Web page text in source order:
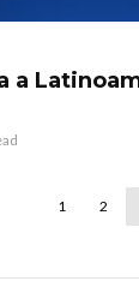
a
1 2